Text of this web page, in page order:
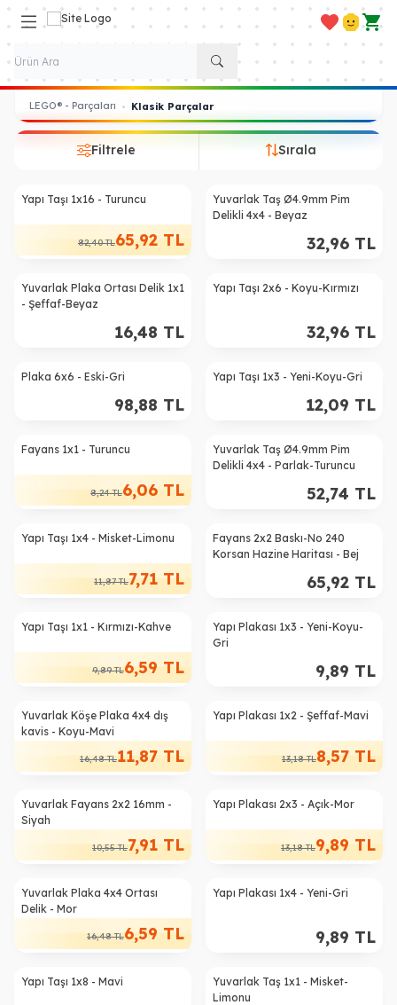
Favorilerim
Hesabım
LEGO® - Parçaları • Klasik Parçalar
Filtrele Sırala
%20
Yapı Taşı 1x16 - Turuncu
82,40TL65,92 TL
Yuvarlak Taş Ø4.9mm Pim
Delikli 4x4 - Beyaz
32,96 TL
Yuvarlak Plaka Ortası Delik 1x1
- Şeffaf-Beyaz
16,48 TL
Yapı Taşı 2x6 - Koyu-Kırmızı
32,96 TL
Plaka 6x6 - Eski-Gri
98,88 TL
Yapı Taşı 1x3 - Yeni-Koyu-Gri
12,09 TL
%26
Fayans 1x1 - Turuncu
8,24TL6,06 TL
Yuvarlak Taş Ø4.9mm Pim
Delikli 4x4 - Parlak-Turuncu
52,74 TL
%35
Yapı Taşı 1x4 - Misket-Limonu
11,87TL7,71 TL
Fayans 2x2 Baskı-No 240
Korsan Hazine Haritası - Bej
65,92 TL
%33
Yapı Taşı 1x1 - Kırmızı-Kahve
9,89TL6,59 TL
Yapı Plakası 1x3 - Yeni-Koyu-
Gri
9,89 TL
%28
Yuvarlak Köşe Plaka 4x4 dış
kavis - Koyu-Mavi
16,48TL11,87 TL
%35
Yapı Plakası 1x2 - Şeffaf-Mavi
13,18TL8,57 TL
%25
Yuvarlak Fayans 2x2 16mm -
Siyah
10,55TL7,91 TL
%25
Yapı Plakası 2x3 - Açık-Mor
13,18TL9,89 TL
%60
Yuvarlak Plaka 4x4 Ortası
Delik - Mor
16,48TL6,59 TL
Yapı Plakası 1x4 - Yeni-Gri
9,89 TL
Yapı Taşı 1x8 - Mavi %68
Yuvarlak Taş 1x1 - Misket-
Limonu